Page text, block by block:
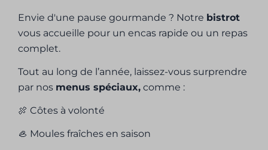
Envie d'une pause gourmande ? Notre bistrot
vous accueille pour un encas rapide ou un repas
complet.
Tout au long de l’année, laissez-vous surprendre
par nos menus spéciaux, comme :
🍖 Côtes à volonté
🦪 Moules fraîches en saison